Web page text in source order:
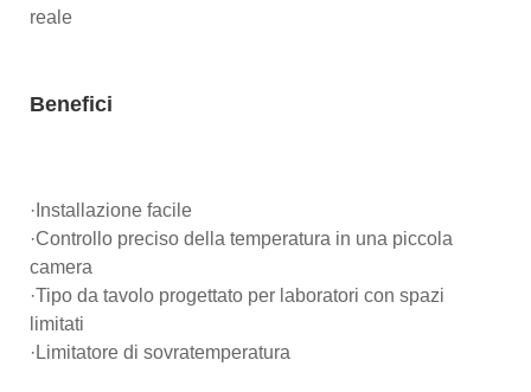
reale
Benefici
·Installazione facile
·Controllo preciso della temperatura in una piccola
camera
·Tipo da tavolo progettato per laboratori con spazi
limitati
·Limitatore di sovratemperatura